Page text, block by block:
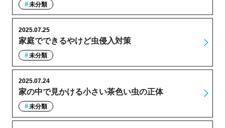
未分類
家庭でできるやけど虫侵入対策
2025.07.25
未分類
家の中で見かける小さい茶色い虫の正体
2025.07.24
未分類